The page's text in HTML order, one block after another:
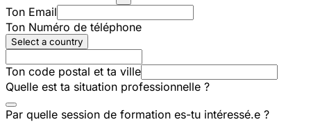
Ton Email
Ton Numéro de téléphone
Select a country
Ton code postal et ta ville
Quelle est ta situation professionnelle ?
Par quelle session de formation es-tu intéressé.e ?